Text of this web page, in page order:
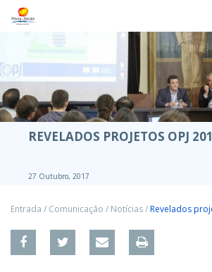
REVELADOS PROJETOS OPJ
27 Outubro, 2017
Entrada / Comunicação / Notícias/Revelados